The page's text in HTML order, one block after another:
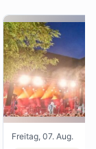
Freitag, 07. Aug.